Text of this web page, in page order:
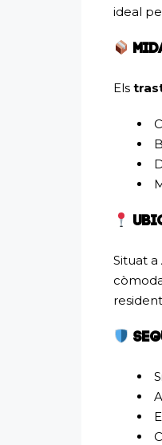
ideal
Els
Situat a